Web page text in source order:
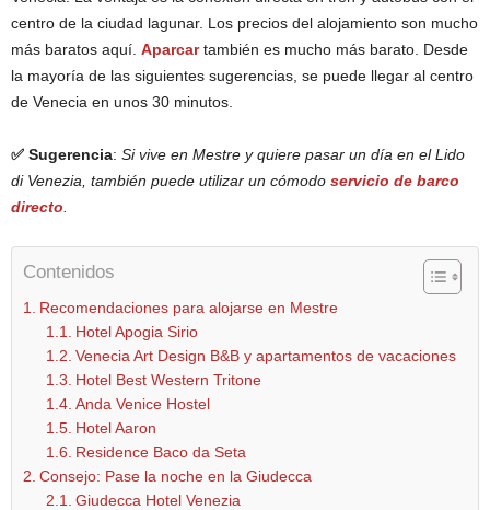
centro de la ciudad lagunar. Los precios del alojamiento son mucho
más baratos aquí. Aparcartambién es mucho más barato. Desde
la mayoría de las siguientes sugerencias, se puede llegar al centro
de Venecia en unos 30 minutos.
✅ Sugerencia: Si vive en Mestre y quiere pasar un día en el Lido
di Venezia, también puede utilizar un cómodo servicio de barco
directo
Contenidos
Recomendaciones para alojarse en Mestre
Hotel Apogia Sirio
Venecia Art Design B&B y apartamentos de vacaciones
Hotel Best Western Tritone
Anda Venice Hostel
Hotel Aaron
Residence Baco da Seta
Consejo: Pase la noche en la Giudecca
Giudecca Hotel Venezia